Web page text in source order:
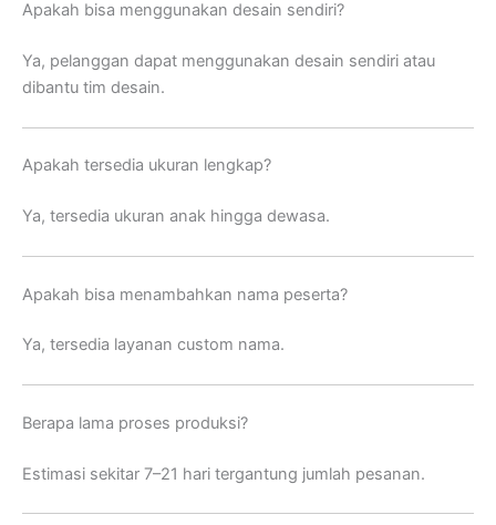
Apakah bisa menggunakan desain sendiri?
Ya, pelanggan dapat menggunakan desain sendiri atau
dibantu tim desain.
Apakah tersedia ukuran lengkap?
Ya, tersedia ukuran anak hingga dewasa.
Apakah bisa menambahkan nama peserta?
Ya, tersedia layanan custom nama.
Berapa lama proses produksi?
Estimasi sekitar 7–21 hari tergantung jumlah pesanan.